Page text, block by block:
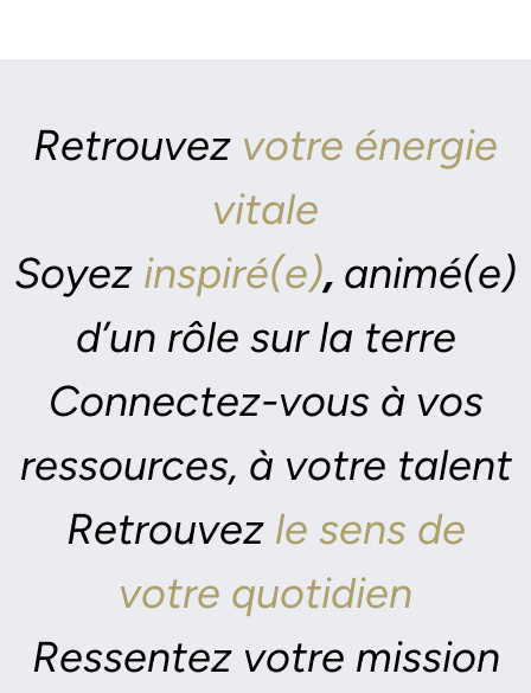
Retrouvez votre énergie
vitale
Soyez inspiré(e), animé(e)
d’un rôle sur la terre
Connectez-vous à vos
ressources, à votre talent
Retrouvez le sens de
votre quotidien
Ressentez votre mission